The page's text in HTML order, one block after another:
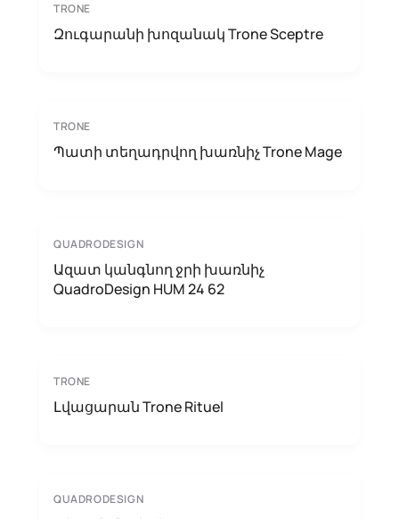
TRONE
Զուգարանի խոզանակ Trone Sceptre
TRONE
Պատի տեղադրվող խառնիչ Trone Mage
QUADRODESIGN
Ազատ կանգնող ջրի խառնիչ
QuadroDesign HUM 24 62
TRONE
Լվացարան Trone Rituel
QUADRODESIGN